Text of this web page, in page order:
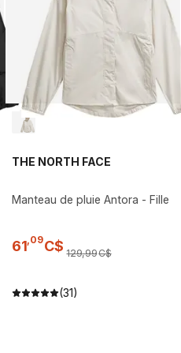
THE NORTH FACE
Manteau de pluie Antora - Fille
61 09C$ 129,99C$
(31)